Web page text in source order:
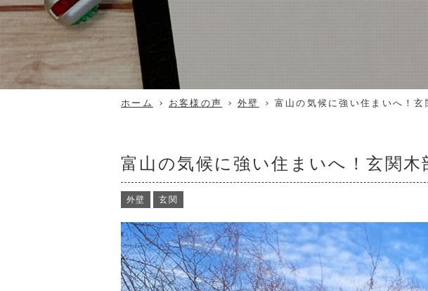
ホーム お客様の声 外壁 富山の気候に強い住まいへ！
富山の気候に強い住まいへ！玄関
外壁 玄関